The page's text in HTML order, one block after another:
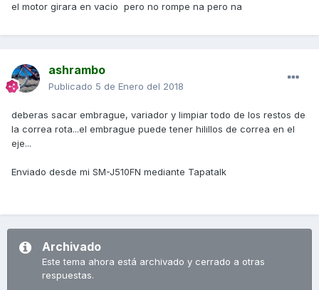
el motor girara en vacio pero no rompe na pero na
ashrambo
Publicado 5 de Enero del 2018
deberas sacar embrague, variador y limpiar todo de los restos de
la correa rota...el embrague puede tener hilillos de correa en el
eje...
Enviado desde mi SM-J510FN mediante Tapatalk
Archivado
Este tema ahora está archivado y cerrado a otras
respuestas.